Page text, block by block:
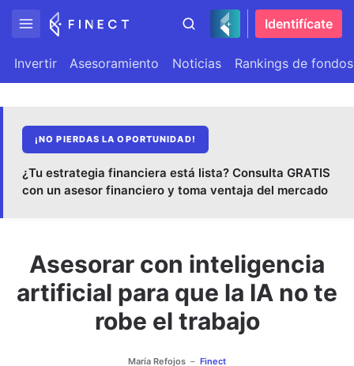
Identifícate
Invertir Asesoramiento Noticias Rankings de fondos
¡NO PIERDAS LA OPORTUNIDAD!
¿Tu estrategia financiera está lista? Consulta GRATIS
con un asesor financiero y toma ventaja del mercado
Asesorar con inteligencia
artificial para que la IA no te
robe el trabajo
María Refojos
Finect